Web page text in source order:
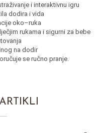
i interaktivnu igru
dodira i vida
oko–ruka
rukama i sigurni za bebe
na dodir
se ručno pranje.